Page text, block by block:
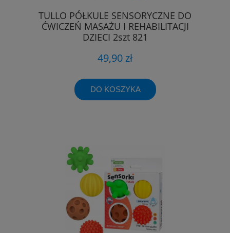
TULLO PÓŁKULE SENSORYCZNE DO
ĆWICZEŃ MASAŻU I REHABILITACJI
DZIECI 2szt 821
49,90 zł
DO KOSZYKA